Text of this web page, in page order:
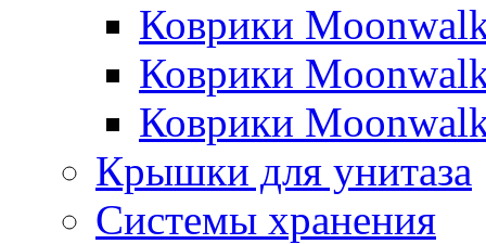
Коврики
Коврики
Коврики
Крышки для унитаза
Системы хранения